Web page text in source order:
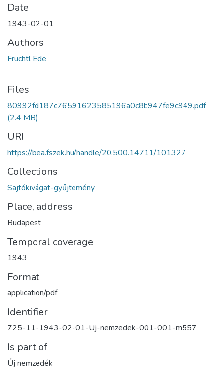
Date
1943-02-01
Authors
Früchtl Ede
Files
80992fd187c76591623585196a0c8b947fe9c949.pdf
(2.4 MB)
URI
https://bea.fszek.hu/handle/20.500.14711/101327
Collections
Sajtókivágat-gyűjtemény
Place, address
Budapest
Temporal coverage
1943
Format
application/pdf
Identifier
725-11-1943-02-01-Uj-nemzedek-001-001-m557
Is part of
Új nemzedék